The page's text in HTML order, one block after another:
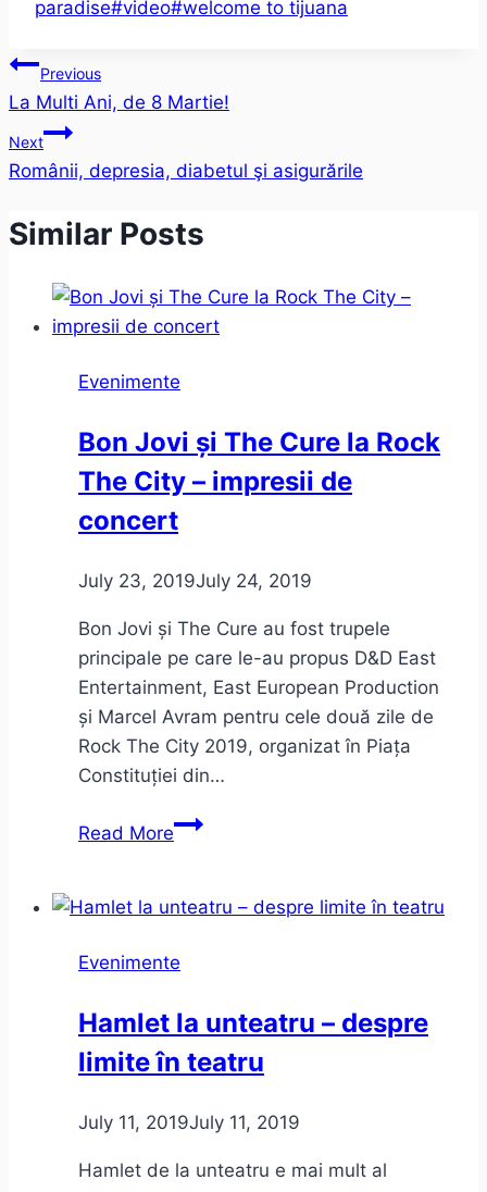
Tags:
paradise#video#welcome to tijuana
Post
navigation
Previous
La Multi Ani, de 8 Martie!
Next
Românii, depresia, diabetul şi asigurările
Similar Posts
Evenimente
Bon Jovi și The Cure la Rock
The City – impresii de
concert
July 23, 2019July 24, 2019
Bon Jovi și The Cure au fost trupele
principale pe care le-au propus D&D East
Entertainment, East European Production
și Marcel Avram pentru cele două zile de
Rock The City 2019, organizat în Piața
Constituției din…
Read MoreBon
The
la
The
City
impresii
concert
Evenimente
Hamlet la unteatru – despre
limite în teatru
July 11, 2019July 11, 2019
Hamlet de la unteatru e mai mult al